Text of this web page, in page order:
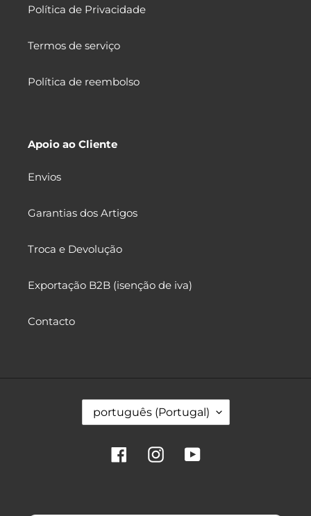
Política de Privacidade
Termos de serviço
Política de reembolso
Apoio ao Cliente
Envios
Garantias dos Artigos
Troca e Devolução
Exportação B2B (isenção de iva)
Contacto
português (Portugal)
FacebookInstagramYouTube